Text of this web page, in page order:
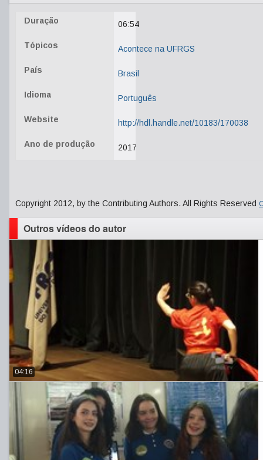
Duração 06:54
Tópicos Acontece na UFRGS
País Brasil
Idioma Português
Website http://hdl.handle.net/10183/170038
Ano de produção 2017
Copyright 2012, by the Contributing Authors. All Rights Reserved
Outros vídeos do autor
04:16